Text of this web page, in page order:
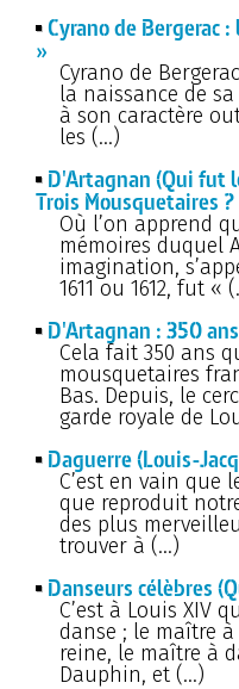
Cyrano de Bergerac
»
Cyrano de
la naissance de
à son caractère
les (…)
D'Artagnan (Qui fut
Trois Mousquetaires ?
Où l’on apprend
mémoires duquel
imagination,
1611 ou 1612, fut «
D'Artagnan : 350
Cela fait 350 ans
mousquetaires
Bas. Depuis, le
garde royale de
Daguerre (Louis-
C’est en vain que
que reproduit
des plus
trouver à (…)
Danseurs célèbres
C’est à Louis XIV
danse ; le maître
reine, le maître à
Dauphin, et (…)